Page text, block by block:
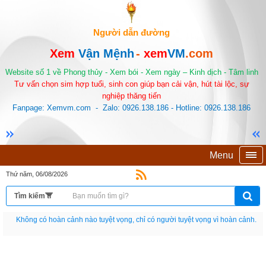
Người dẫn đường
Xem Vận Mệnh- xemVM.com
Website số 1 về Phong thủy - Xem bói - Xem ngày – Kinh dịch - Tâm linh
Tư vấn chọn sim hợp tuổi, sinh con giúp bạn cải vận, hút tài lộc, sự
nghiệp thăng tiến
Fanpage: Xemvm.com - Zalo: 0926.138.186 - Hotline: 0926.138.186
Menu
Thứ năm, 06/08/2026
Nếu như không chịu học tập thì cho dù đi vạn dặm đường cũng chỉ là anh đưa